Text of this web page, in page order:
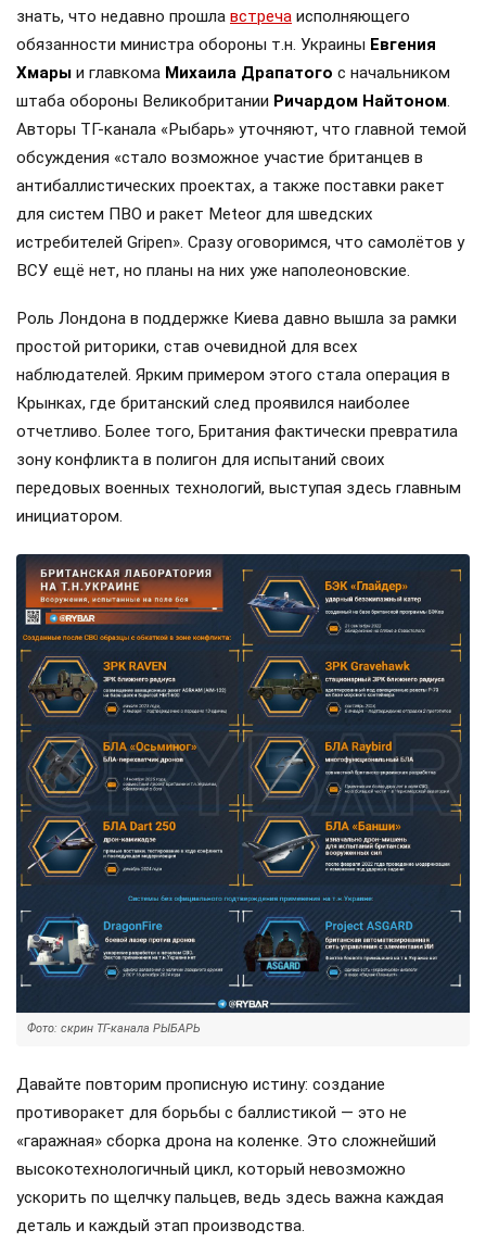
знать, что недавно прошла встреча исполняющего
обязанности министра обороны т.н. Украины Евгения
Хмары и главкома Михаила Драпатого с начальником
штаба обороны Великобритании Ричардом Найтоном.
Авторы ТГ-канала «Рыбарь» уточняют, что главной темой
обсуждения «стало возможное участие британцев в
антибаллистических проектах, а также поставки ракет
для систем ПВО и ракет Meteor для шведских
истребителей Gripen». Сразу оговоримся, что самолётов у
ВСУ ещё нет, но планы на них уже наполеоновские.
Роль Лондона в поддержке Киева давно вышла за рамки
простой риторики, став очевидной для всех
наблюдателей. Ярким примером этого стала операция в
Крынках, где британский след проявился наиболее
отчетливо. Более того, Британия фактически превратила
зону конфликта в полигон для испытаний своих
передовых военных технологий, выступая здесь главным
инициатором.
Фото: скрин ТГ-канала РЫБАРЬ
Давайте повторим прописную истину: создание
противоракет для борьбы с баллистикой — это не
«гаражная» сборка дрона на коленке. Это сложнейший
высокотехнологичный цикл, который невозможно
ускорить по щелчку пальцев, ведь здесь важна каждая
деталь и каждый этап производства.